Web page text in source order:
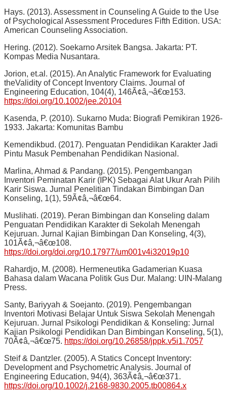
Hays. (2013). Assessment in Counseling A Guide to the Use
of Psychological Assessment Procedures Fifth Edition. USA:
American Counseling Association.
Hering. (2012). Soekarno Arsitek Bangsa. Jakarta: PT.
Kompas Media Nusantara.
Jorion, et.al. (2015). An Analytic Framework for Evaluating
theValidity of Concept Inventory Claims. Journal of
Engineering Education, 104(4), 146Ã¢â‚¬â€œ153.
https://doi.org/10.1002/jee.20104
Kasenda, P. (2010). Sukarno Muda: Biografi Pemikiran 1926-
1933. Jakarta: Komunitas Bambu
Kemendikbud. (2017). Penguatan Pendidikan Karakter Jadi
Pintu Masuk Pembenahan Pendidikan Nasional.
Marlina, Ahmad & Pandang. (2015). Pengembangan
Inventori Peminatan Karir (IPK) Sebagai Alat Ukur Arah Pilih
Karir Siswa. Jurnal Penelitian Tindakan Bimbingan Dan
Konseling, 1(1), 59Ã¢â‚¬â€œ64.
Muslihati. (2019). Peran Bimbingan dan Konseling dalam
Penguatan Pendidikan Karakter di Sekolah Menengah
Kejuruan. Jurnal Kajian Bimbingan Dan Konseling, 4(3),
101Ã¢â‚¬â€œ108.
https://doi.org/doi.org/10.17977/um001v4i32019p10
Rahardjo, M. (2008). Hermeneutika Gadamerian Kuasa
Bahasa dalam Wacana Politik Gus Dur. Malang: UIN-Malang
Press.
Santy, Bariyyah & Soejanto. (2019). Pengembangan
Inventori Motivasi Belajar Untuk Siswa Sekolah Menengah
Kejuruan. Jurnal Psikologi Pendidikan & Konseling: Jurnal
Kajian Psikologi Pendidikan Dan Bimbingan Konseling, 5(1),
70Ã¢â‚¬â€œ75. https://doi.org/10.26858/jppk.v5i1.7057
Steif & Dantzler. (2005). A Statics Concept Inventory:
Development and Psychometric Analysis. Journal of
Engineering Education, 94(4), 363Ã¢â‚¬â€œ371.
https://doi.org/10.1002/j.2168-9830.2005.tb00864.x